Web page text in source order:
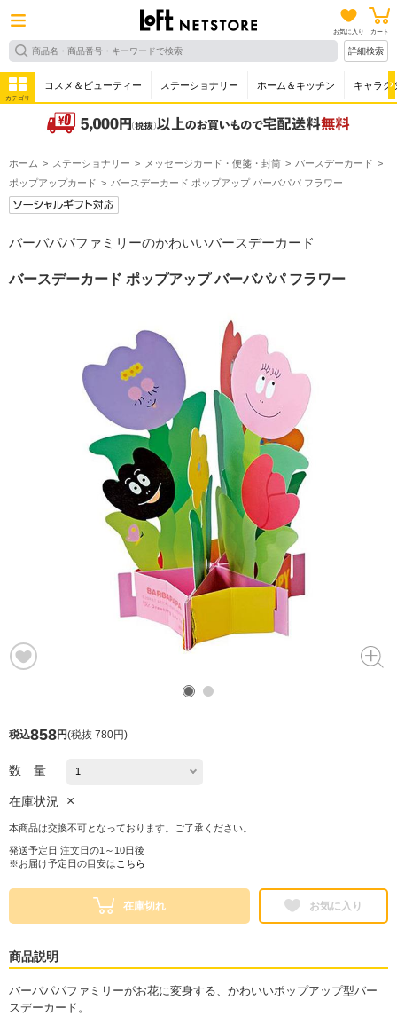
お気に入り カート
詳細検索
カテゴリ
コスメ＆ビューティー ステーショナリー ホーム＆キッチン キャラク
ホーム ステーショナリー メッセージカード・便箋・封筒
バースデーカード
ポップアップカード
バースデーカード ポップアップ バーバパパ フラワー
バーバパパファミリーのかわいいバースデーカード
バースデーカード ポップアップ バーバパパ フラワー
税込858円(税抜 780円)
数 量
在庫状況 ×
本商品は交換不可となっております。ご了承ください。
発送予定日 注文日の1～10日後
※お届け予定日の目安は こちら
在庫切れ お気に入り
商品説明
バーバパパファミリーがお花に変身する、かわいいポップアップ型バー
スデーカード。